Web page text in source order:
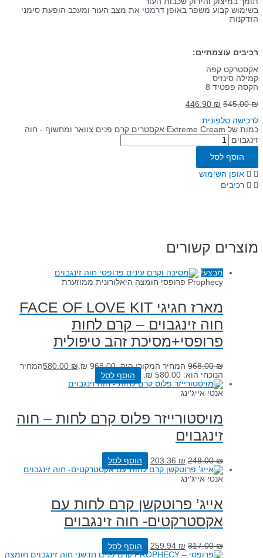
בשימוש קבוע משפר באופן דרמטי את מצב העור ומעכב הופעת סימני
הזדקנות
רכיבים עוצמתיים:
אקסטרקט קפה
קמילה סינזיס
הקסה פפטיד 8
545.00₪
446.90 ₪
לרכישה טלפונית
כמות של Extreme Cream אקסטרים קרם פנים צוואר ומחשוף - חוה
זינגבוים
הוסף לסל
אופן השימוש
רכיבים
מוצרים קשורים
מבצע!
Prophecy פרופסי חומצה היאלורונית ממוזערת
מארז חגיגי FACE OF LOVE KIT
חוה זינגבוים – קרם לחות
פרופסי+מסיכת זהב טיפולית
968.00₪ המחיר המקורי היה: 968.00 ₪. 580.00 ₪
המחיר
הנוכחי הוא: 580.00 ₪.
הוסף לסל
אנטי אייג'ינג
מויסטורייזר פלוס קרם לחות – חוה
זינגבוים
248.00₪
203.36 ₪ הוסף לסל
אנטי אייג'ינג
אייג’ פרוטקשן קרם לחות עם
אקסטרקטים- חוה זינגבוים
317.00₪
259.94 ₪ הוסף לסל